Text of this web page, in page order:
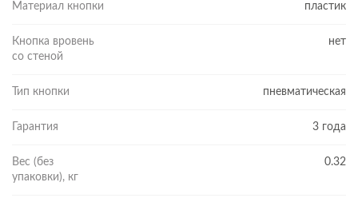
Материал кнопки пластик
Кнопка вровень
со стеной
нет
Тип кнопки пневматическая
Гарантия 3 года
Вес (без
упаковки), кг
0.32